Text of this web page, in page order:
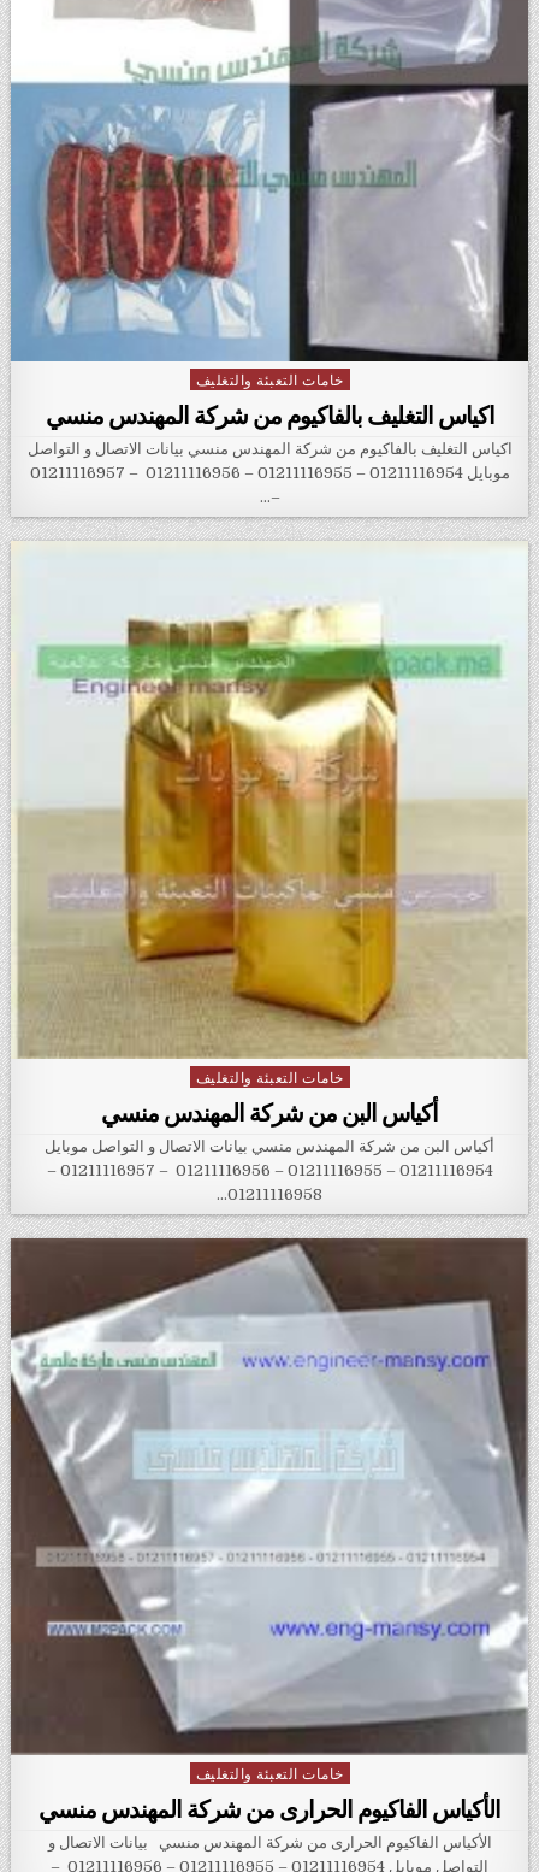
Posted in
خامات التعبئة والتغليف
اكياس التغليف بالفاكيوم من شركة المهندس منسي
اكياس التغليف بالفاكيوم من شركة المهندس منسي بيانات الاتصال و التواصل
موبايل 01211116954 – 01211116955 – 01211116956 – 01211116957
–…
Posted in
خامات التعبئة والتغليف
أكياس البن من شركة المهندس منسي
أكياس البن من شركة المهندس منسي بيانات الاتصال و التواصل موبايل
01211116954 – 01211116955 – 01211116956 – 01211116957 –
01211116958…
Posted in
خامات التعبئة والتغليف
الأكياس الفاكيوم الحرارى من شركة المهندس منسي
الأكياس الفاكيوم الحرارى من شركة المهندس منسي بيانات الاتصال و
التواصل موبايل 01211116954 – 01211116955 – 01211116956 –